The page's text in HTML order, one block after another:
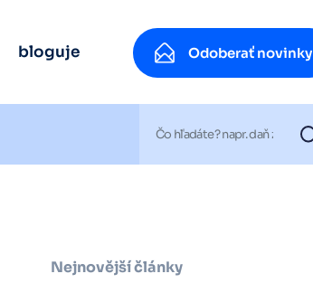
bloguje Odoberať novinky
Nejnovější články